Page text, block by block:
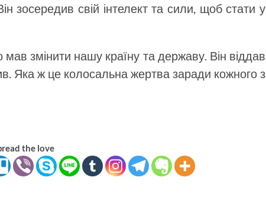
зосередив свій інтелект та сили, щоб стати у
змінити нашу країну та державу. Він віддав
Яка ж це колосальна жертва заради кожного з
the love